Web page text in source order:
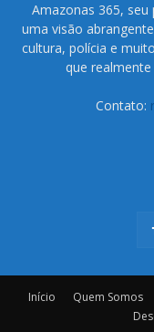
Amazonas 365,
uma visão
cultura, polícia e
que
Contato:
Início Quem Somos